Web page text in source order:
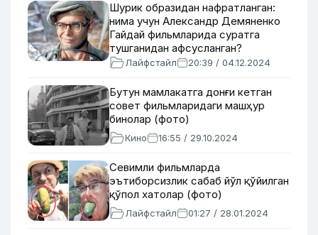
Шурик образидан нафратланган:
нима учун Александр Демяненко
Гайдай фильмларида суратга
тушганидан афсусланган?
Лайфстайл 20:39 / 04.12.2024
Бутун мамлакатга донғи кетган
совет фильмларидаги машҳур
бинолар (фото)
Кино 16:55 / 29.10.2024
Севимли фильмларда
эътиборсизлик сабаб йўл қўйилган
қўпол хатолар (фото)
Лайфстайл 01:27 / 28.01.2024